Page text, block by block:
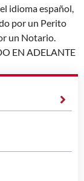
idioma español,
por un Perito
un Notario.
EN ADELANTE